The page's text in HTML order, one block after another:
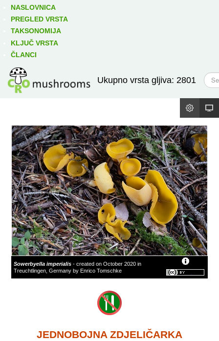
NASLOVNICA
PREGLED VRSTA
TAKSONOMIJA
KLJUČ VRSTA
ČLANCI
Ukupno vrsta gljiva: 2801
T
r
ž
Sowerbyella imperialis - created on October 2020 in
Treuchtlingen, Germany by Enrico Tomschke
JEDNOBOJNA ZDJELIČARKA
Izravno podređene niže takse: